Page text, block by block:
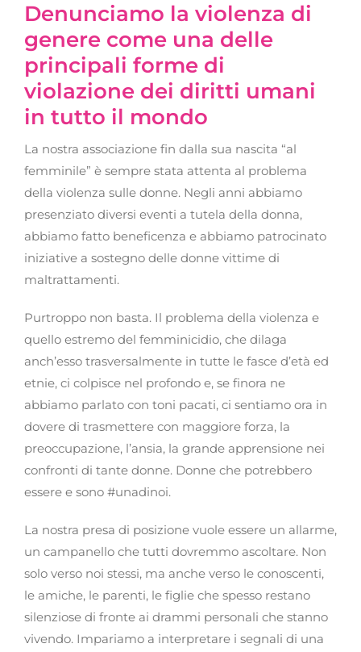
Denunciamo la violenza di
genere come una delle
principali forme di
violazione dei diritti umani
in tutto il mondo
La nostra associazione fin dalla sua nascita “al
femminile” è sempre stata attenta al problema
della violenza sulle donne. Negli anni abbiamo
presenziato diversi eventi a tutela della donna,
abbiamo fatto beneficenza e abbiamo patrocinato
iniziative a sostegno delle donne vittime di
maltrattamenti.
Purtroppo non basta. Il problema della violenza e
quello estremo del femminicidio, che dilaga
anch’esso trasversalmente in tutte le fasce d’età ed
etnie, ci colpisce nel profondo e, se finora ne
abbiamo parlato con toni pacati, ci sentiamo ora in
dovere di trasmettere con maggiore forza, la
preoccupazione, l’ansia, la grande apprensione nei
confronti di tante donne. Donne che potrebbero
essere e sono #unadinoi.
La nostra presa di posizione vuole essere un allarme,
un campanello che tutti dovremmo ascoltare. Non
solo verso noi stessi, ma anche verso le conoscenti,
le amiche, le parenti, le figlie che spesso restano
silenziose di fronte ai drammi personali che stanno
vivendo. Impariamo a interpretare i segnali di una